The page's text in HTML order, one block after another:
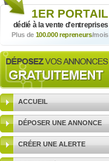
1ER PORTAIL
dédié à la vente d'entreprises
Plus de 100.000 repreneurs/mois
ACCUEIL
DÉPOSER UNE ANNONCE
CRÉER UNE ALERTE